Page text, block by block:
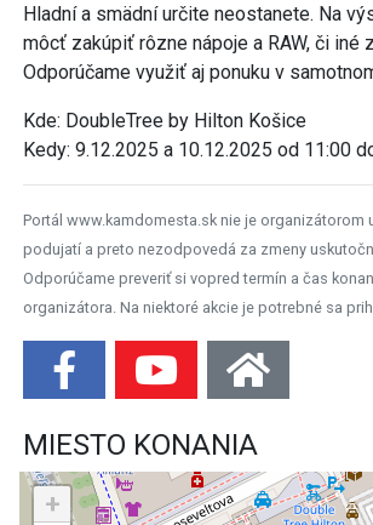
Hladní a smädní určite neostanete. Na
môcť zakúpiť rôzne nápoje a RAW, či iné
Odporúčame využiť aj ponuku v
Kde: DoubleTree by Hilton Košice
Kedy: 9.12.2025 a 10.12.2025 od 11:00
Portál www.kamdomesta.sk nie je organizátorom
podujatí a preto nezodpovedá za zmeny
Odporúčame preveriť si vopred termín a čas
organizátora. Na niektoré akcie je potrebné sa
MIESTO KONANIA
+